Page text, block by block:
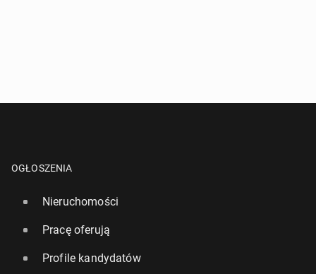
OGŁOSZENIA
Nieruchomości
Pracę oferują
Profile kandydatów